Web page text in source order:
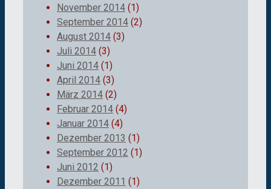
November 2014 (1)
September 2014 (2)
August 2014 (3)
Juli 2014 (3)
Juni 2014 (1)
April 2014 (3)
März 2014 (2)
Februar 2014 (4)
Januar 2014 (4)
Dezember 2013 (1)
September 2012 (1)
Juni 2012 (1)
Dezember 2011 (1)